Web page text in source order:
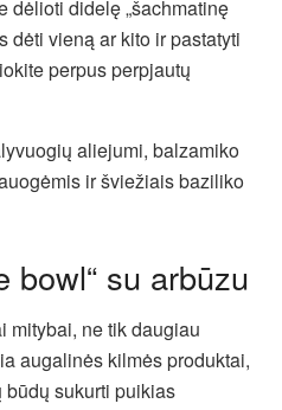
dėlioti didelę „šachmatinę
dėti vieną ar kito ir pastatyti
perpus perpjautų
aliejumi, balzamiko
ir šviežiais baziliko
bowl“ su arbūzu
mitybai, ne tik daugiau
augalinės kilmės produktai,
sukurti puikias